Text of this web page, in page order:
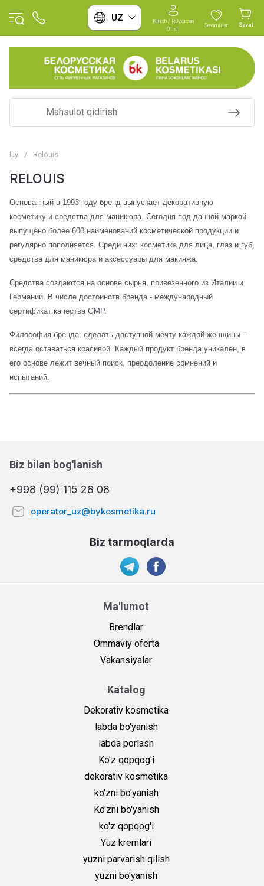
UZ
Kirish / Ro'yxatdan
O'tish
Sevimlilar Savat
Uy / Relouis
RELOUIS
Основанный в 1993 году бренд выпускает декоративную
косметику и средства для маникюра. Сегодня под данной маркой
выпущено более 600 наименований косметической продукции и
регулярно пополняется. Среди них: косметика для лица, глаз и губ,
средства для маникюра и аксессуары для макияжа.
Средства создаются на основе сырья, привезенного из Италии и
Германии. В числе достоинств бренда - международный
сертификат качества GMP.
Философия бренда: сделать доступной мечту каждой женщины –
всегда оставаться красивой. Каждый продукт бренда уникален, в
его основе лежит вечный поиск, преодоление сомнений и
испытаний.
Ma'lumot
Brendlar
Ommaviy oferta
Vakansiyalar
Katalog
Dekorativ kosmetika
labda bo'yanish
labda porlash
Ko'z qopqog'i
dekorativ kosmetika
ko'zni bo'yanish
Ko'zni bo'yanish
ko'z qopqog'i
Yuz kremlari
yuzni parvarish qilish
yuzni bo'yanish
Biz bilan bog'lanish
+998 (99) 115 28 08
operator_uz@bykosmetika.ru
Biz tarmoqlarda